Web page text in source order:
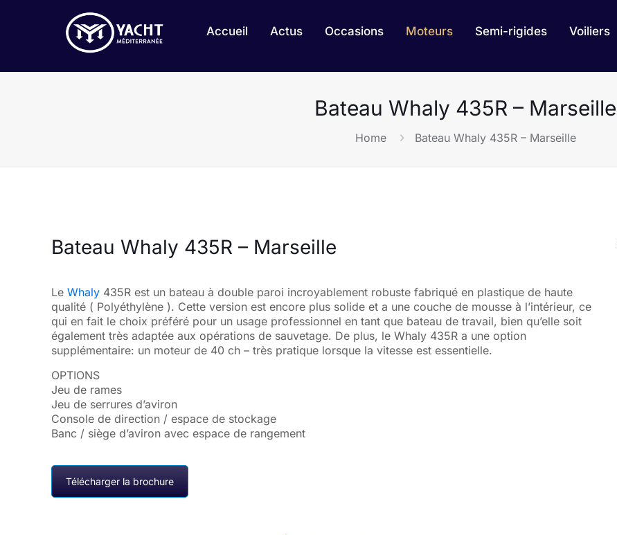
Accueil Actus Occasions Moteurs Semi-rigides Voiliers
Bateau Whaly 435R – Marseille
Home Bateau Whaly 435R – Marseille
Bateau Whaly 435R – Marseille
LeWhaly 435R est un bateau à double paroi incroyablement robuste fabriqué en plastique de haute
qualité ( Polyéthylène ). Cette version est encore plus solide et a une couche de mousse à l’intérieur, ce
qui en fait le choix préféré pour un usage professionnel en tant que bateau de travail, bien qu’elle soit
également très adaptée aux opérations de sauvetage. De plus, le Whaly 435R a une option
supplémentaire: un moteur de 40 ch – très pratique lorsque la vitesse est essentielle.
OPTIONS
Jeu de rames
Jeu de serrures d’aviron
Console de direction / espace de stockage
Banc / siège d’aviron avec espace de rangement
Télécharger la brochure